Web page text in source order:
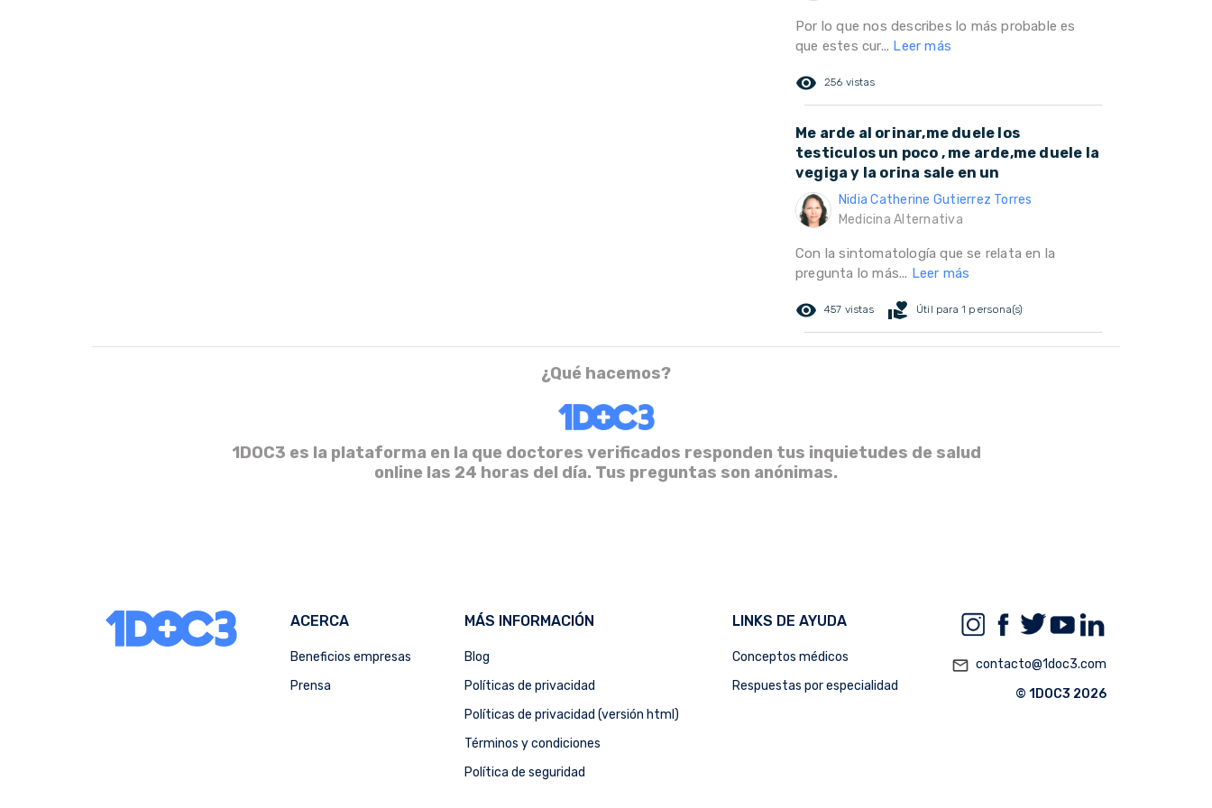
Por lo que nos describes lo más probable es
que estes cur... Leer más
remove_red_eye 256 vistas
Me arde al orinar,me duele los
testiculos un poco , me arde,me duele la
vegiga y la orina sale en un
Nidia Catherine Gutierrez Torres
Medicina Alternativa
Con la sintomatología que se relata en la
pregunta lo más... Leer más
remove_red_eye 457 vistas volunteer_activism Útil para 1 persona(s)
¿Qué hacemos?
1DOC3 es la plataforma en la que doctores verificados responden tus inquietudes de salud
online las 24 horas del día. Tus preguntas son anónimas.
ACERCA
Beneficios empresas
Prensa
MÁS INFORMACIÓN
Blog
Políticas de privacidad
Políticas de privacidad (versión html)
Términos y condiciones
Política de seguridad
LINKS DE AYUDA
Conceptos médicos
Respuestas por especialidad
mail_outline contacto@1doc3.com
© 1DOC3 2026